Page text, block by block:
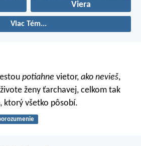
Viera
Viac Tém...
potiahne vietor, ako nevieš,
ženy ťarchavej, celkom tak
ktorý všetko pôsobí.